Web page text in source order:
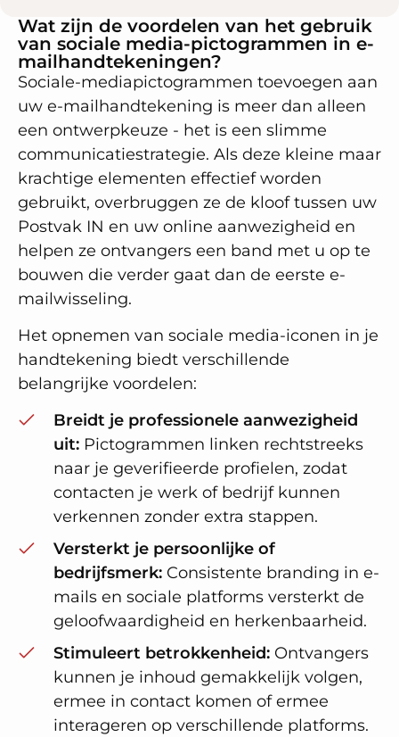
Wat zijn de voordelen van het gebruik
van sociale media-pictogrammen in e-
mailhandtekeningen?
Sociale-mediapictogrammen toevoegen aan
uw e-mailhandtekening is meer dan alleen
een ontwerpkeuze - het is een slimme
communicatiestrategie. Als deze kleine maar
krachtige elementen effectief worden
gebruikt, overbruggen ze de kloof tussen uw
Postvak IN en uw online aanwezigheid en
helpen ze ontvangers een band met u op te
bouwen die verder gaat dan de eerste e-
mailwisseling.
Het opnemen van sociale media-iconen in je
handtekening biedt verschillende
belangrijke voordelen:
Breidt je professionele aanwezigheid
uit:Pictogrammen linken rechtstreeks
naar je geverifieerde profielen, zodat
contacten je werk of bedrijf kunnen
verkennen zonder extra stappen.
Versterkt je persoonlijke of
bedrijfsmerk:Consistente branding in e-
mails en sociale platforms versterkt de
geloofwaardigheid en herkenbaarheid.
Stimuleert betrokkenheid:Ontvangers
kunnen je inhoud gemakkelijk volgen,
ermee in contact komen of ermee
interageren op verschillende platforms.